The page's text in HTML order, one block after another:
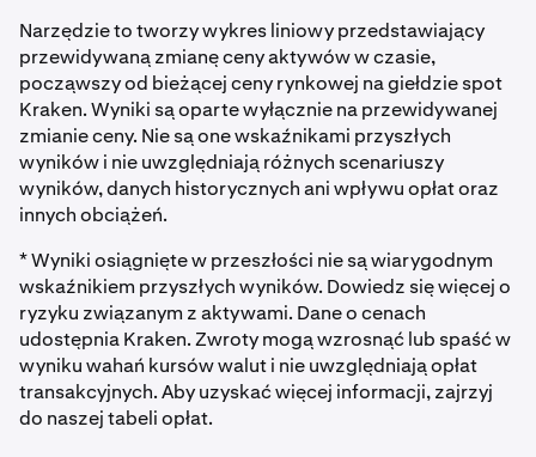
Narzędzie to tworzy wykres liniowy przedstawiający
przewidywaną zmianę ceny aktywów w czasie,
począwszy od bieżącej ceny rynkowej na giełdzie spot
Kraken. Wyniki są oparte wyłącznie na przewidywanej
zmianie ceny. Nie są one wskaźnikami przyszłych
wyników i nie uwzględniają różnych scenariuszy
wyników, danych historycznych ani wpływu opłat oraz
innych obciążeń.
* Wyniki osiągnięte w przeszłości nie są wiarygodnym
wskaźnikiem przyszłych wyników. Dowiedz się więcej o
ryzyku związanym z aktywami. Dane o cenach
udostępnia Kraken. Zwroty mogą wzrosnąć lub spaść w
wyniku wahań kursów walut i nie uwzględniają opłat
transakcyjnych. Aby uzyskać więcej informacji, zajrzyj
do naszej tabeli opłat.